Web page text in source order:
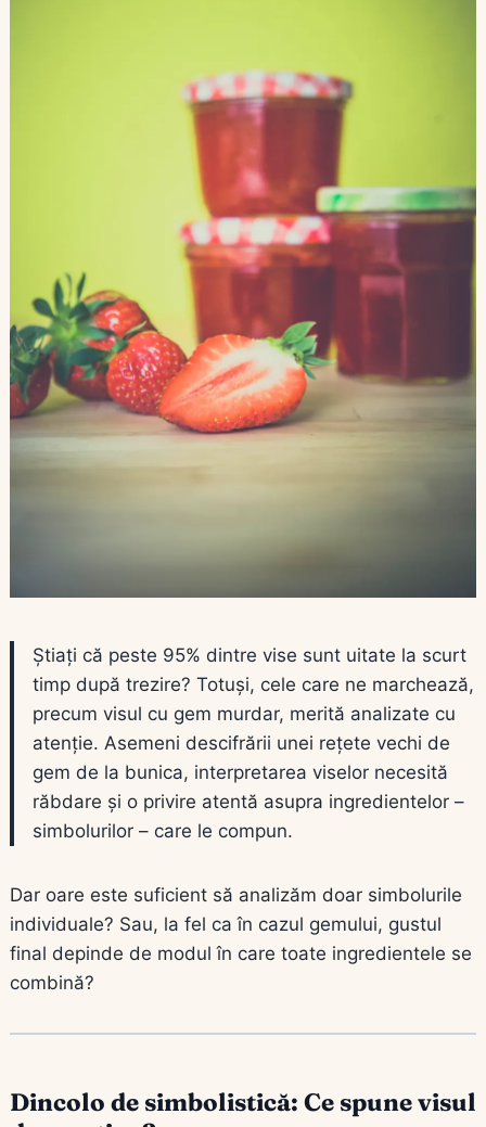
Știați că peste 95% dintre vise sunt uitate la scurt
timp după trezire? Totuși, cele care ne marchează,
precum visul cu gem murdar, merită analizate cu
atenție. Asemeni descifrării unei rețete vechi de
gem de la bunica, interpretarea viselor necesită
răbdare și o privire atentă asupra ingredientelor –
simbolurilor – care le compun.
Dar oare este suficient să analizăm doar simbolurile
individuale? Sau, la fel ca în cazul gemului, gustul
final depinde de modul în care toate ingredientele se
combină?
Dincolo de simbolistică: Ce spune visul